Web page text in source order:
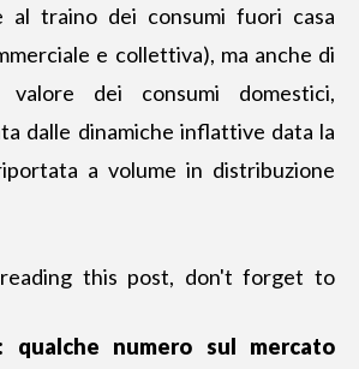
al traino dei consumi fuori casa
e collettiva), ma anche di
valore dei consumi domestici,
dalle dinamiche inflattive data la
a volume in distribuzione
this post, don't forget to
qualche numero sul mercato